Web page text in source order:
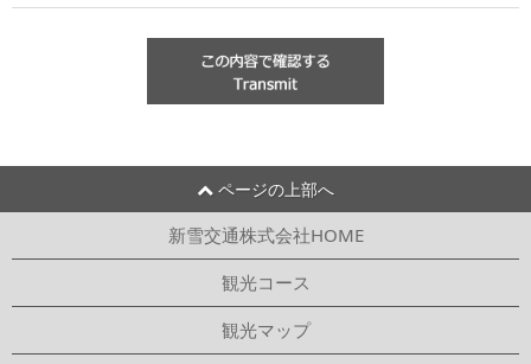
ページの上部へ
新雪交通株式会社HOME
観光コース
観光マップ